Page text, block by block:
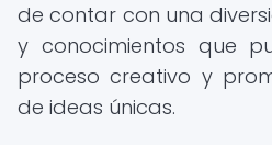
de contar con una
y conocimientos que
proceso creativo y
de ideas únicas.